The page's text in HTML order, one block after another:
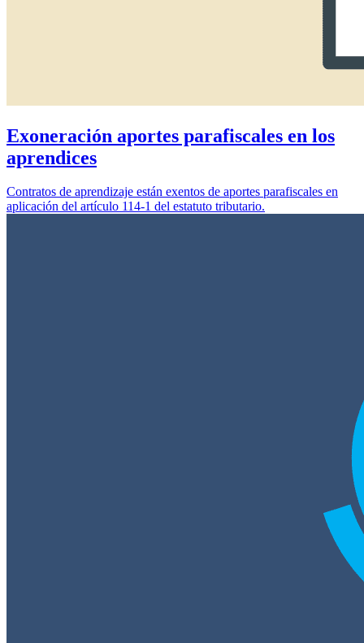
Exoneración aportes parafiscales en los
aprendices
Contratos de aprendizaje están exentos de aportes parafiscales en
aplicación del artículo 114-1 del estatuto tributario.